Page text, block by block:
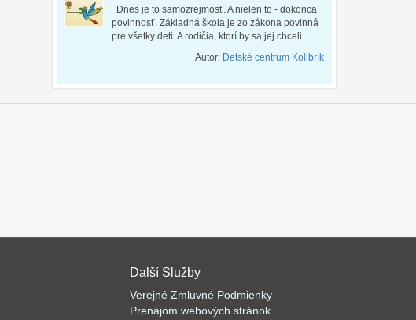
Dnes je to samozrejmosť. A nielen to - dokonca
povinnosť. Základná škola je zo zákona povinná
pre všetky deti. A rodičia, ktorí by sa jej chceli…
Autor: Detské centrum Kolibrík
Další Služby
Verejné Zmluvné Podmienky
Prenájom webových stránok